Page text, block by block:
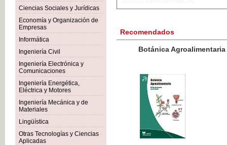
Ciencias Sociales y Jurídicas
Economía y Organización de
Empresas
Informática
Ingeniería Civil
Ingeniería Electrónica y
Comunicaciones
Ingeniería Energética,
Eléctrica y Motores
Ingeniería Mecánica y de
Materiales
Lingüística
Otras Tecnologías y Ciencias
Aplicadas
Recomendados
Botánica Agroalimentaria